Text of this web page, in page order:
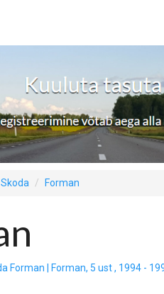
Skoda Forman
Forman | Forman, 5 ust , 1994 -